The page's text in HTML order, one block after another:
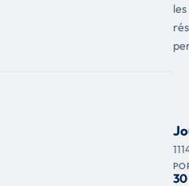
les